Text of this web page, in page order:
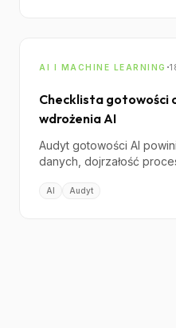
AI I MACHINE LEARNING ·
Checklista gotowości
wdrożenia AI
Audyt gotowości AI
danych, dojrzałość
operacyjnego przed
AI Audyt